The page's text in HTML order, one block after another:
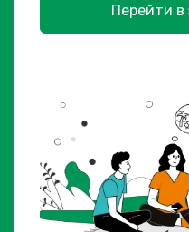
Перейти в